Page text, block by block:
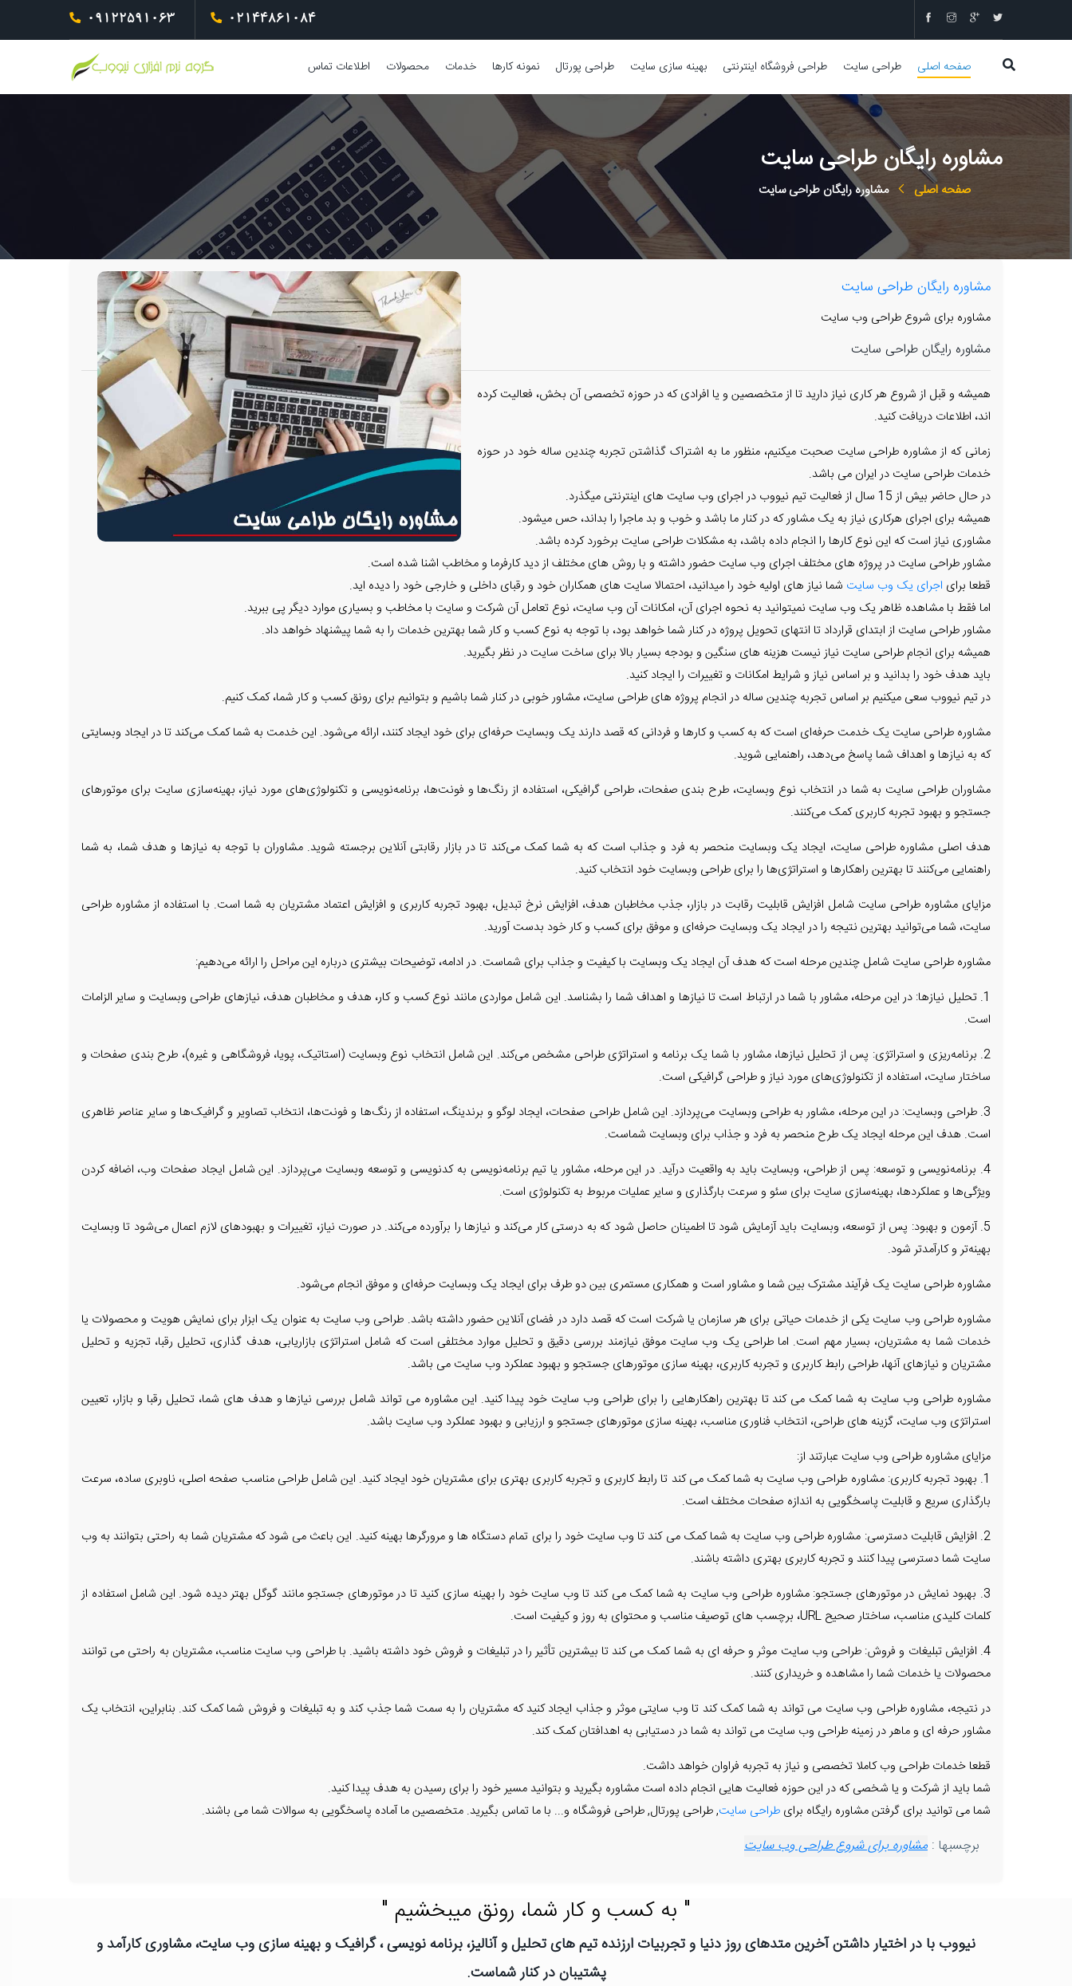
09122591063 02144861084
صفحه اصلی طراحی سایت طراحی فروشگاه اینترنتی بهینه سازی سایت طراحی پورتال نمونه کارها خدمات محصولات اطلاعات تماس
مشاوره رایگان طراحی سایت
صفحه اصلی مشاوره رایگان طراحی سایت
مشاوره رایگان طراحی سایت
مشاوره برای شروع طراحی وب سایت
مشاوره رایگان طراحی سایت
همیشه و قبل از شروع هر کاری نیاز دارید تا از متخصصین و یا افرادی که در حوزه تخصصی آن بخش، فعالیت کرده
اند، اطلاعات دریافت کنید.
زمانی که از مشاوره طراحی سایت صحبت میکنیم، منظور ما به اشتراک گذاشتن تجربه چندین ساله خود در حوزه
خدمات طراحی سایت در ایران می باشد.
در حال حاضر بیش از 15 سال از فعالیت تیم نیووب در اجرای وب سایت های اینترنتی میگذرد.
همیشه برای اجرای هرکاری نیاز به یک مشاور که در کنار ما باشد و خوب و بد ماجرا را بداند، حس میشود.
مشاوری نیاز است که این نوع کارها را انجام داده باشد، به مشکلات طراحی سایت برخورد کرده باشد.
مشاور طراحی سایت در پروژه های مختلف اجرای وب سایت حضور داشته و با روش های مختلف از دید کارفرما و مخاطب اشنا شده است.
قطعا برای اجرای یک وب سایت شما نیاز های اولیه خود را میدانید، احتمالا سایت های همکاران خود و رقبای داخلی و خارجی خود را دیده اید.
اما فقط با مشاهده ظاهر یک وب سایت نمیتوانید به نحوه اجرای آن، امکانات آن وب سایت، نوع تعامل آن شرکت و سایت با مخاطب و بسیاری موارد دیگر پی ببرید.
مشاور طراحی سایت از ابتدای قرارداد تا انتهای تحویل پروژه در کنار شما خواهد بود، با توجه به نوع کسب و کار شما بهترین خدمات را به شما پیشنهاد خواهد داد.
همیشه برای انجام طراحی سایت نیاز نیست هزینه های سنگین و بودجه بسیار بالا برای ساخت سایت در نظر بگیرید.
باید هدف خود را بدانید و بر اساس نیاز و شرایط امکانات و تغییرات را ایجاد کنید.
در تیم نیووب سعی میکنیم بر اساس تجربه چندین ساله در انجام پروژه های طراحی سایت، مشاور خوبی در کنار شما باشیم و بتوانیم برای رونق کسب و کار شما، کمک کنیم.
مشاوره طراحی سایت یک خدمت حرفه‌ای است که به کسب و کارها و فردانی که قصد دارند یک وبسایت حرفه‌ای برای خود ایجاد کنند، ارائه می‌شود. این خدمت به شما کمک می‌کند تا در ایجاد وبسایتی
که به نیازها و اهداف شما پاسخ می‌دهد، راهنمایی شوید.
مشاوران طراحی سایت به شما در انتخاب نوع وبسایت، طرح بندی صفحات، طراحی گرافیکی، استفاده از رنگ‌ها و فونت‌ها، برنامه‌نویسی و تکنولوژی‌های مورد نیاز، بهینه‌سازی سایت برای موتورهای
جستجو و بهبود تجربه کاربری کمک می‌کنند.
هدف اصلی مشاوره طراحی سایت، ایجاد یک وبسایت منحصر به فرد و جذاب است که به شما کمک می‌کند تا در بازار رقابتی آنلاین برجسته شوید. مشاوران با توجه به نیازها و هدف شما، به شما
راهنمایی می‌کنند تا بهترین راهکارها و استراتژی‌ها را برای طراحی وبسایت خود انتخاب کنید.
مزایای مشاوره طراحی سایت شامل افزایش قابلیت رقابت در بازار، جذب مخاطبان هدف، افزایش نرخ تبدیل، بهبود تجربه کاربری و افزایش اعتماد مشتریان به شما است. با استفاده از مشاوره طراحی
سایت، شما می‌توانید بهترین نتیجه را در ایجاد یک وبسایت حرفه‌ای و موفق برای کسب و کار خود بدست آورید.
مشاوره طراحی سایت شامل چندین مرحله است که هدف آن ایجاد یک وبسایت با کیفیت و جذاب برای شماست. در ادامه، توضیحات بیشتری درباره این مراحل را ارائه می‌دهیم:
1. تحلیل نیازها: در این مرحله، مشاور با شما در ارتباط است تا نیازها و اهداف شما را بشناسد. این شامل مواردی مانند نوع کسب و کار، هدف و مخاطبان هدف، نیازهای طراحی وبسایت و سایر الزامات
است.
2. برنامه‌ریزی و استراتژی: پس از تحلیل نیازها، مشاور با شما یک برنامه و استراتژی طراحی مشخص می‌کند. این شامل انتخاب نوع وبسایت (استاتیک، پویا، فروشگاهی و غیره)، طرح بندی صفحات و
ساختار سایت، استفاده از تکنولوژی‌های مورد نیاز و طراحی گرافیکی است.
3. طراحی وبسایت: در این مرحله، مشاور به طراحی وبسایت می‌پردازد. این شامل طراحی صفحات، ایجاد لوگو و برندینگ، استفاده از رنگ‌ها و فونت‌ها، انتخاب تصاویر و گرافیک‌ها و سایر عناصر ظاهری
است. هدف این مرحله ایجاد یک طرح منحصر به فرد و جذاب برای وبسایت شماست.
4. برنامه‌نویسی و توسعه: پس از طراحی، وبسایت باید به واقعیت درآید. در این مرحله، مشاور یا تیم برنامه‌نویسی به کدنویسی و توسعه وبسایت می‌پردازد. این شامل ایجاد صفحات وب، اضافه کردن
ویژگی‌ها و عملکردها، بهینه‌سازی سایت برای سئو و سرعت بارگذاری و سایر عملیات مربوط به تکنولوژی است.
5. آزمون و بهبود: پس از توسعه، وبسایت باید آزمایش شود تا اطمینان حاصل شود که به درستی کار می‌کند و نیازها را برآورده می‌کند. در صورت نیاز، تغییرات و بهبودهای لازم اعمال می‌شود تا وبسایت
بهینه‌تر و کارآمدتر شود.
مشاوره طراحی سایت یک فرآیند مشترک بین شما و مشاور است و همکاری مستمری بین دو طرف برای ایجاد یک وبسایت حرفه‌ای و موفق انجام می‌شود.
مشاوره طراحی وب سایت یکی از خدمات حیاتی برای هر سازمان یا شرکت است که قصد دارد در فضای آنلاین حضور داشته باشد. طراحی وب سایت به عنوان یک ابزار برای نمایش هویت و محصولات یا
خدمات شما به مشتریان، بسیار مهم است. اما طراحی یک وب سایت موفق نیازمند بررسی دقیق و تحلیل موارد مختلفی است که شامل استراتژی بازاریابی، هدف گذاری، تحلیل رقبا، تجزیه و تحلیل
مشتریان و نیازهای آنها، طراحی رابط کاربری و تجربه کاربری، بهینه سازی موتورهای جستجو و بهبود عملکرد وب سایت می باشد.
مشاوره طراحی وب سایت به شما کمک می کند تا بهترین راهکارهایی را برای طراحی وب سایت خود پیدا کنید. این مشاوره می تواند شامل بررسی نیازها و هدف های شما، تحلیل رقبا و بازار، تعیین
استراتژی وب سایت، گزینه های طراحی، انتخاب فناوری مناسب، بهینه سازی موتورهای جستجو و ارزیابی و بهبود عملکرد وب سایت باشد.
مزایای مشاوره طراحی وب سایت عبارتند از:
1. بهبود تجربه کاربری: مشاوره طراحی وب سایت به شما کمک می کند تا رابط کاربری و تجربه کاربری بهتری برای مشتریان خود ایجاد کنید. این شامل طراحی مناسب صفحه اصلی، ناوبری ساده، سرعت
بارگذاری سریع و قابلیت پاسخگویی به اندازه صفحات مختلف است.
2. افزایش قابلیت دسترسی: مشاوره طراحی وب سایت به شما کمک می کند تا وب سایت خود را برای تمام دستگاه ها و مرورگرها بهینه کنید. این باعث می شود که مشتریان شما به راحتی بتوانند به وب
سایت شما دسترسی پیدا کنند و تجربه کاربری بهتری داشته باشند.
3. بهبود نمایش در موتورهای جستجو: مشاوره طراحی وب سایت به شما کمک می کند تا وب سایت خود را بهینه سازی کنید تا در موتورهای جستجو مانند گوگل بهتر دیده شود. این شامل استفاده از
کلمات کلیدی مناسب، ساختار صحیح URL، برچسب های توصیف مناسب و محتوای به روز و کیفیت است.
4. افزایش تبلیغات و فروش: طراحی وب سایت موثر و حرفه ای به شما کمک می کند تا بیشترین تأثیر را در تبلیغات و فروش خود داشته باشید. با طراحی وب سایت مناسب، مشتریان به راحتی می توانند
محصولات یا خدمات شما را مشاهده و خریداری کنند.
در نتیجه، مشاوره طراحی وب سایت می تواند به شما کمک کند تا وب سایتی موثر و جذاب ایجاد کنید که مشتریان را به سمت شما جذب کند و به تبلیغات و فروش شما کمک کند. بنابراین، انتخاب یک
مشاور حرفه ای و ماهر در زمینه طراحی وب سایت می تواند به شما در دستیابی به اهدافتان کمک کند.
قطعا خدمات طراحی وب کاملا تخصصی و نیاز به تجربه فراوان خواهد داشت.
شما باید از شرکت و یا شخصی که در این حوزه فعالیت هایی انجام داده است مشاوره بگیرید و بتوانید مسیر خود را برای رسیدن به هدف پیدا کنید.
شما می توانید برای گرفتن مشاوره رایگاه برای طراحی سایت, طراحی پورتال, طراحی فروشگاه و... با ما تماس بگیرید. متخصصین ما آماده پاسخگویی به سوالات شما می باشند.
برچسبها : مشاوره برای شروع طراحی وب سایت
" به کسب و کار شما، رونق میبخشیم "
نیووب با در اختیار داشتن آخرین متدهای روز دنیا و تجربیات ارزنده تیم های تحلیل و آنالیز، برنامه نویسی ، گرافیک و بهینه سازی وب سایت، مشاوری کارآمد و
پشتیبان در کنار شماست.